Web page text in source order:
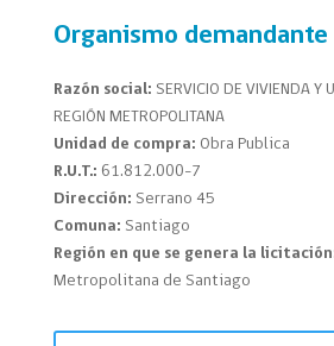
Organismo demandante
Razón social: SERVICIO DE VIVIENDA Y
REGIÓN METROPOLITANA
Unidad de compra: Obra Publica
R.U.T.: 61.812.000-7
Dirección: Serrano 45
Comuna: Santiago
Región en que se genera la
Metropolitana de Santiago